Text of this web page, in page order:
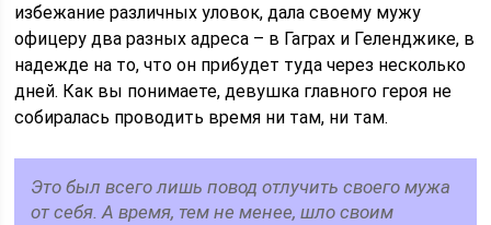
избежание различных уловок, дала своему мужу
офицеру два разных адреса – в Гаграх и Геленджике, в
надежде на то, что он прибудет туда через несколько
дней. Как вы понимаете, девушка главного героя не
собиралась проводить время ни там, ни там.
Это был всего лишь повод отлучить своего мужа
от себя. А время, тем не менее, шло своим